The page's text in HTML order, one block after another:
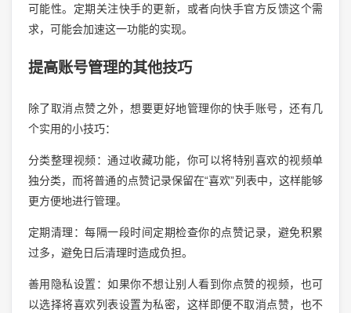
可能性。定期关注快手的更新，或者向快手官方反馈这个需
求，可能会加速这一功能的实现。
提高账号管理的其他技巧
除了取消点赞之外，想要更好地管理你的快手账号，还有几
个实用的小技巧：
分类整理视频：通过收藏功能，你可以将特别喜欢的视频单
独分类，而将普通的点赞记录保留在“喜欢”列表中，这样能够
更方便地进行管理。
定期清理：每隔一段时间定期检查你的点赞记录，避免积累
过多，避免日后清理时造成负担。
善用隐私设置：如果你不想让别人看到你点赞的视频，也可
以选择将喜欢列表设置为私密，这样即便不取消点赞，也不